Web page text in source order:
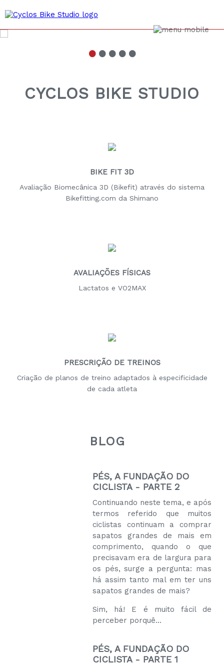
•••••
CYCLOS BIKE STUDIO
BIKE FIT 3D
Avaliação Biomecânica 3D (Bikefit) através do sistema
Bikefitting.com da Shimano
AVALIAÇÕES FÍSICAS
Lactatos e VO2MAX
PRESCRIÇÃO DE TREINOS
Criação de planos de treino adaptados à especificidade
de cada atleta
BLOG
PÉS, A FUNDAÇÃO DO
CICLISTA - PARTE 2
Continuando neste tema, e após
termos referido que muitos
ciclistas continuam a comprar
sapatos grandes de mais em
comprimento, quando o que
precisavam era de largura para
os pés, surge a pergunta: mas
há assim tanto mal em ter uns
sapatos grandes de mais?
Sim, há! E é muito fácil de
perceber porquê...
PÉS, A FUNDAÇÃO DO
CICLISTA - PARTE 1